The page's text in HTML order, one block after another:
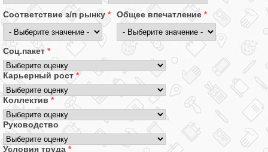
Соответствие з/п рынку * Общее впечатление *
Соц.пакет *
Карьерный рост *
Коллектив *
Руководство
Условия труда *